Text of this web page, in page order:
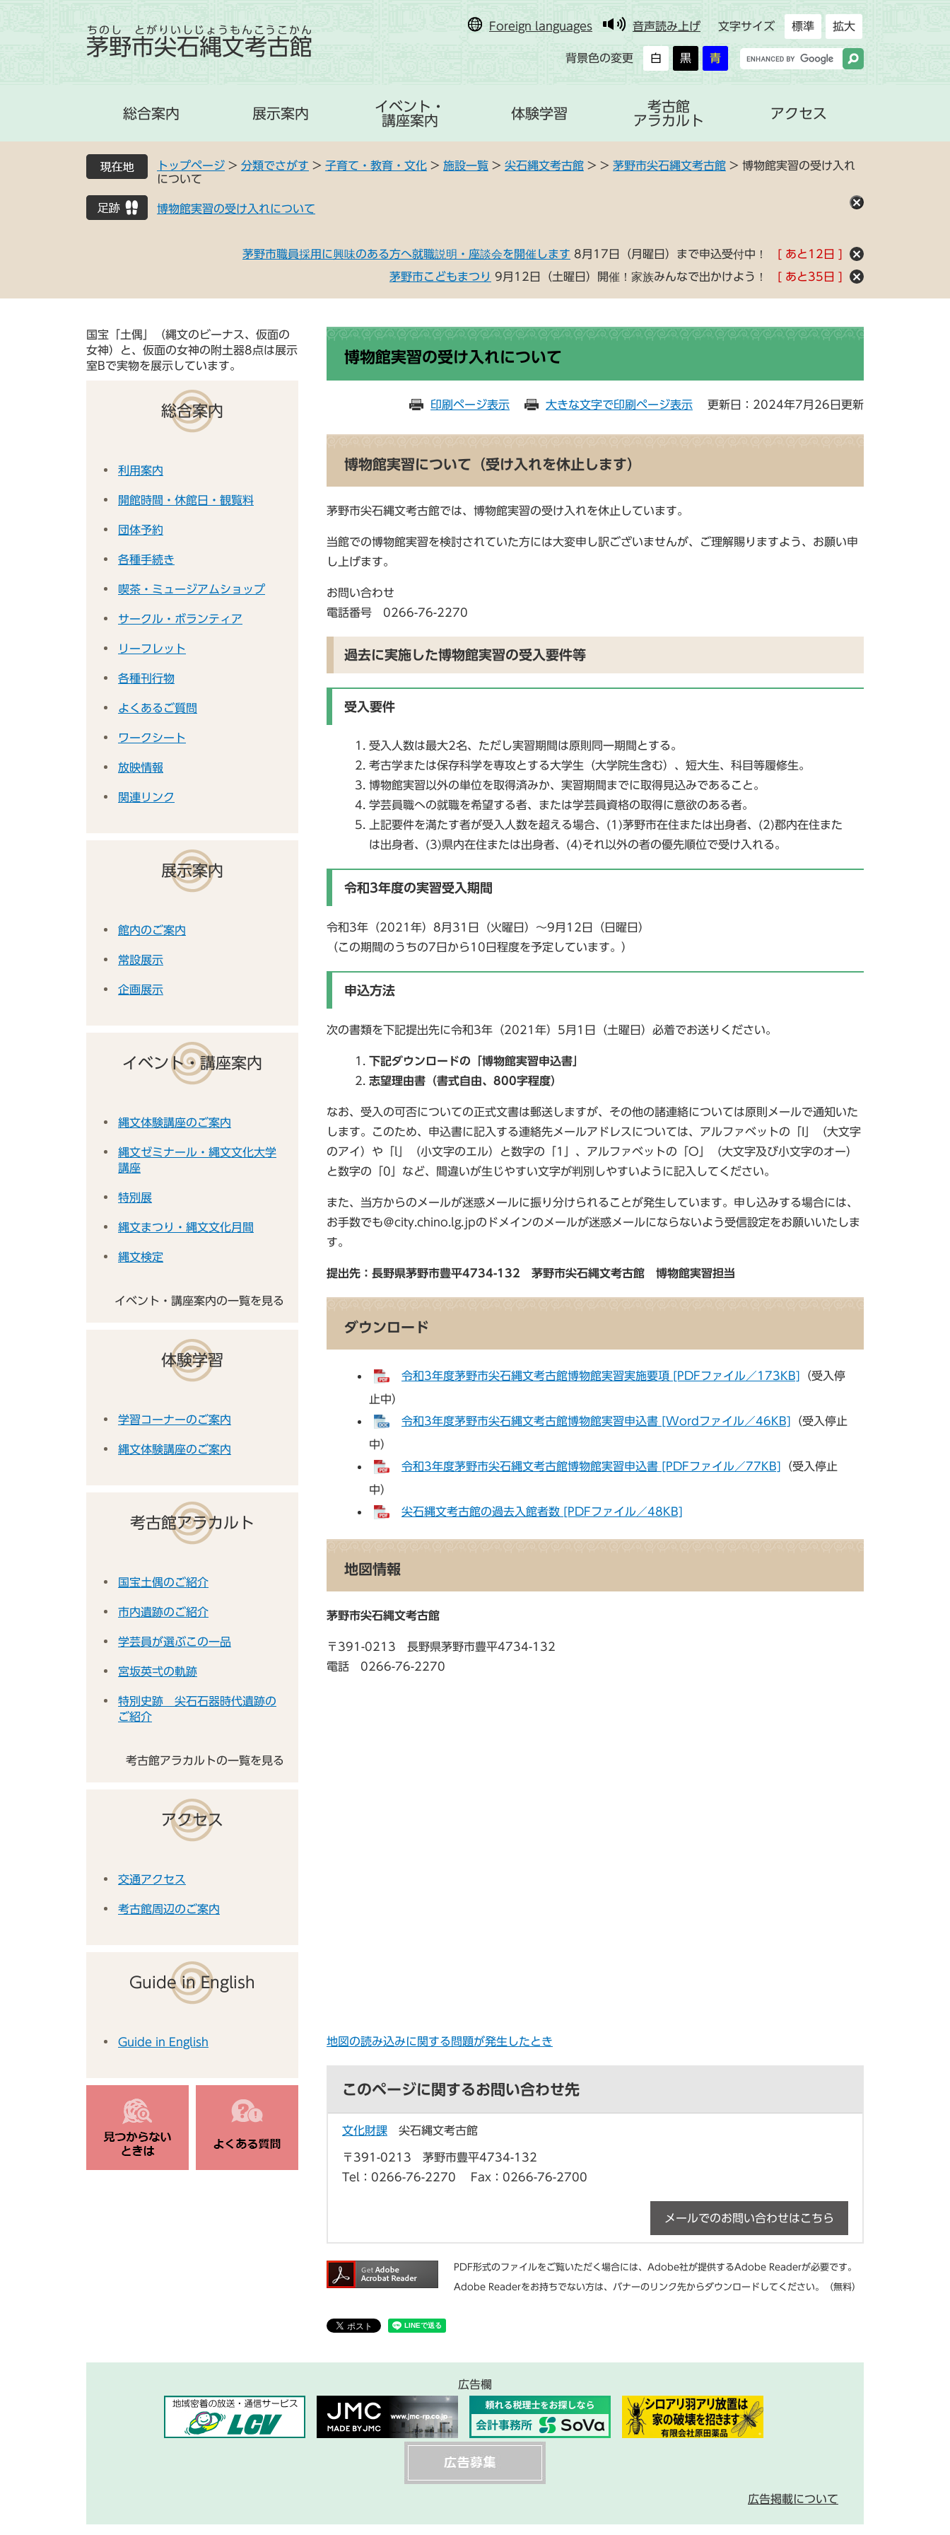
茅野市尖石縄文考古館
ちのし とがりいしじょうもんこうこかん Foreign languages 音声読み上げ 文字サイズ 標準 拡大
背景色の変更 白 黒 青
総合案内 展示案内
イベント・
講座案内
体験学習
考古館
アラカルト
アクセス
トップページ > 分類でさがす > 子育て・教育・文化 > 施設一覧 > 尖石縄文考古館 > > 茅野市尖石縄文考古館 > 博物館実習の受け入れ
について
博物館実習の受け入れについて
茅野市職員採用に興味のある方へ就職説明・座談会を開催します 8月17日（月曜日）まで申込受付中！ あと 12 日
茅野市こどもまつり 9月12日（土曜日）開催！家族みんなで出かけよう！ あと35 日
博物館実習の受け入れについて
印刷ページ表示 大きな文字で印刷ページ表示 更新日：2024年7月26日更新
博物館実習について（受け入れを休止します）
茅野市尖石縄文考古館では、博物館実習の受け入れを休止しています。
当館での博物館実習を検討されていた方には大変申し訳ございませんが、ご理解賜りますよう、お願い申
し上げます。
お問い合わせ
電話番号 0266-76-2270
過去に実施した博物館実習の受入要件等
受入要件
受入人数は最大2名、ただし実習期間は原則同一期間とする。
考古学または保存科学を専攻とする大学生（大学院生含む）、短大生、科目等履修生。
博物館実習以外の単位を取得済みか、実習期間までに取得見込みであること。
学芸員職への就職を希望する者、または学芸員資格の取得に意欲のある者。
上記要件を満たす者が受入人数を超える場合、(1)茅野市在住または出身者、(2)郡内在住また
は出身者、(3)県内在住または出身者、(4)それ以外の者の優先順位で受け入れる。
令和3年度の実習受入期間
令和3年（2021年）8月31日（火曜日）～9月12日（日曜日）
（この期間のうちの7日から10日程度を予定しています。）
申込方法
次の書類を下記提出先に令和3年（2021年）5月1日（土曜日）必着でお送りください。
下記ダウンロードの「博物館実習申込書」
志望理由書（書式自由、800字程度）
なお、受入の可否についての正式文書は郵送しますが、その他の諸連絡については原則メールで通知いた
します。このため、申込書に記入する連絡先メールアドレスについては、アルファベットの「I」（大文字
のアイ）や「l」（小文字のエル）と数字の「1」、アルファベットの「O」（大文字及び小文字のオー）
と数字の「0」など、間違いが生じやすい文字が判別しやすいように記入してください。
また、当方からのメールが迷惑メールに振り分けられることが発生しています。申し込みする場合には、
お手数でも＠city.chino.lg.jpのドメインのメールが迷惑メールにならないよう受信設定をお願いいたしま
す。
提出先：長野県茅野市豊平4734-132 茅野市尖石縄文考古館 博物館実習担当
ダウンロード
令和3年度茅野市尖石縄文考古館博物館実習実施要項 [PDFファイル／173KB] （受入停
止中）
令和3年度茅野市尖石縄文考古館博物館実習申込書 [Wordファイル／46KB]
（受入停止
中）
令和3年度茅野市尖石縄文考古館博物館実習申込書 [PDFファイル／77KB]
（受入停止
中）
尖石縄文考古館の過去入館者数 [PDFファイル／48KB]
地図情報
茅野市尖石縄文考古館
〒391-0213 長野県茅野市豊平4734-132
電話 0266-76-2270
地図の読み込みに関する問題が発生したとき
このページに関するお問い合わせ先
文化財課 尖石縄文考古館
〒391-0213 茅野市豊平4734-132
Tel：0266-76-2270
Fax：0266-76-2700
メールでのお問い合わせはこちら
PDF形式のファイルをご覧いただく場合には、Adobe社が提供するAdobe Readerが必要です。
Adobe Readerをお持ちでない方は、バナーのリンク先からダウンロードしてください。（無料）
国宝「土偶」（縄文のビーナス、仮面の
女神）と、仮面の女神の附土器8点は展示
室Bで実物を展示しています。
総合案内
利用案内
開館時間・休館日・観覧料
団体予約
各種手続き
喫茶・ミュージアムショップ
サークル・ボランティア
リーフレット
各種刊行物
よくあるご質問
ワークシート
放映情報
関連リンク
展示案内
館内のご案内
常設展示
企画展示
イベント・講座案内
縄文体験講座のご案内
縄文ゼミナール・縄文文化大学
講座
特別展
縄文まつり・縄文文化月間
縄文検定
イベント・講座案内の一覧を見る
体験学習
学習コーナーのご案内
縄文体験講座のご案内
考古館アラカルト
国宝土偶のご紹介
市内遺跡のご紹介
学芸員が選ぶこの一品
宮坂英弌の軌跡
特別史跡 尖石石器時代遺跡の
ご紹介
考古館アラカルトの一覧を見る
アクセス
交通アクセス
考古館周辺のご案内
Guide in English
Guide in English
広告欄
広告掲載について